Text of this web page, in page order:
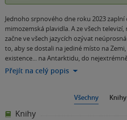
Jednoho srpnového dne roku 2023
mimozemská plavidla. A ze všech
začne ve všech jazycích ozývat
to, aby se dostali na jediné místo na
existence... na Antarktidu, do
Přejít na celý popis
Všechny Knihy
Knihy